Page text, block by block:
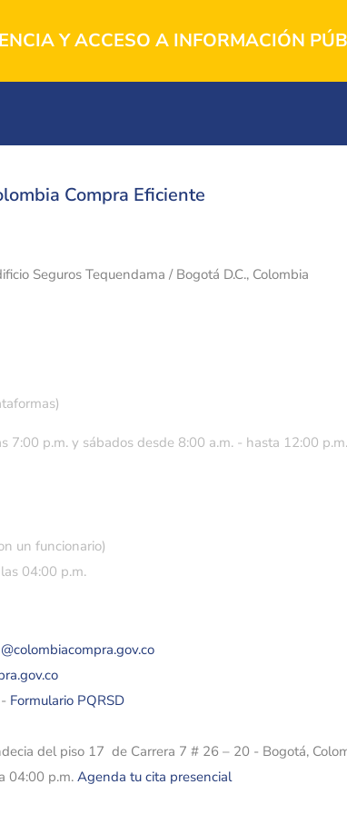
Y ACCESO A INFORMACIÓN
Compra Eficiente
Seguros Tequendama / Bogotá D.C., Colombia
7:00 p.m. y sábados desde 8:00 a.m. - hasta 12:00 p.m.
un funcionario)
04:00 p.m.
- Formulario PQRSD
del piso 17 de Carrera 7 # 26 – 20 - Bogotá,
04:00 p.m.Agenda tu cita presencial